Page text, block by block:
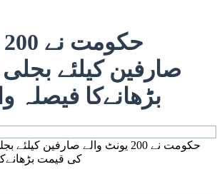
صارفین کیلئے
بڑھانےکا فیصلہ
حکومت نے 200 یونٹ والے صارفین کیلئے
کی قیمت